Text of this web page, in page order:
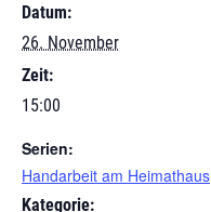
Datum:
26. November
Zeit:
15:00
Serien:
Handarbeit am Heimathaus
Kategorie: